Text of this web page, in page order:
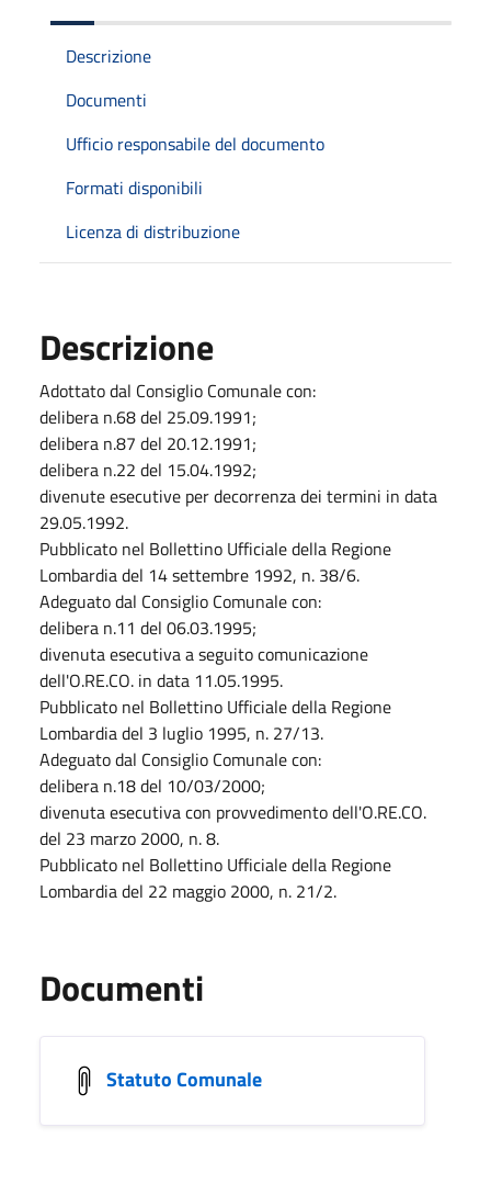
Descrizione
Documenti
Ufficio responsabile del documento
Formati disponibili
Licenza di distribuzione
Descrizione
Adottato dal Consiglio Comunale con:
delibera n.68 del 25.09.1991;
delibera n.87 del 20.12.1991;
delibera n.22 del 15.04.1992;
divenute esecutive per decorrenza dei termini in data
29.05.1992.
Pubblicato nel Bollettino Ufficiale della Regione
Lombardia del 14 settembre 1992, n. 38/6.
Adeguato dal Consiglio Comunale con:
delibera n.11 del 06.03.1995;
divenuta esecutiva a seguito comunicazione
dell'O.RE.CO. in data 11.05.1995.
Pubblicato nel Bollettino Ufficiale della Regione
Lombardia del 3 luglio 1995, n. 27/13.
Adeguato dal Consiglio Comunale con:
delibera n.18 del 10/03/2000;
divenuta esecutiva con provvedimento dell'O.RE.CO.
del 23 marzo 2000, n. 8.
Pubblicato nel Bollettino Ufficiale della Regione
Lombardia del 22 maggio 2000, n. 21/2.
Documenti
Statuto Comunale